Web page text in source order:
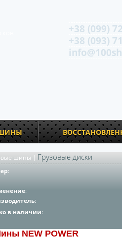
+38 (099)
+38 (093)
шины | Грузовые диски
:
:
:
в наличии:
NEW POWER